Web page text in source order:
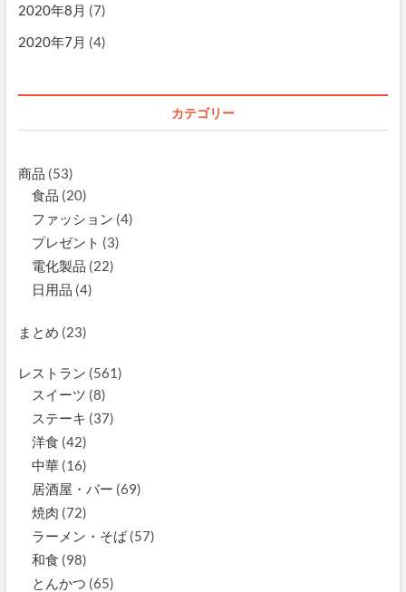
2020年8月 (7)
2020年7月 (4)
カテゴリー
商品 (53)
食品 (20)
ファッション (4)
プレゼント (3)
電化製品 (22)
日用品 (4)
まとめ (23)
レストラン (561)
スイーツ (8)
ステーキ (37)
洋食 (42)
中華(16)
居酒屋・バー (69)
焼肉 (72)
ラーメン・そば(57)
和食 (98)
とんかつ (65)